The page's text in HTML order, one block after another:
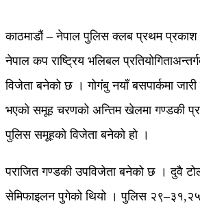
काठमाडौं – नेपाल पुलिस क्लब प्रथम प्रकाश
नेपाल कप राष्ट्रिय भलिबल
विजेता बनेको छ । गोगंबु नयाँ बसपार्कमा जारी
भएको समूह चरणको अन्तिम खेलमा गण्डकी
पुलिस समूहको विजेता बनेको हो ।
पराजित गण्डकी उपविजेता बनेको छ । दुवै
सेमिफाइलन पुगेको थियो । पुलिस